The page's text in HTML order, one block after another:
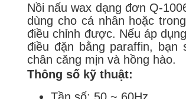
Nồi nấu wax dạng đơn Q-
dùng cho cá nhân hoặc
điều chỉnh được. Nếu áp
điều đặn bằng paraffin,
chân căng mịn và hồng hào.
Thông số kỹ thuật: